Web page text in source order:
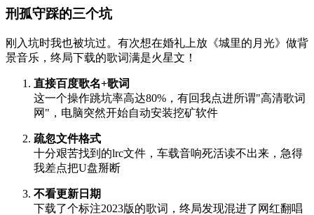
刑孤守踩的三个坑
刚入坑时我也被坑过。有次想在婚礼上放《城里的月光》做背
景音乐，终局下载的歌词满是火星文！
直接百度歌名+歌词
这一个操作跳坑率高达80%，有回我点进所谓"高清歌词
网"，电脑突然开始自动安装挖矿软件
疏忽文件格式
十分艰苦找到的lrc文件，车载音响死活读不出来，急得
我差点把U盘掰断
不看更新日期
下载了个标注2023版的歌词，终局发现混进了网红翻唱